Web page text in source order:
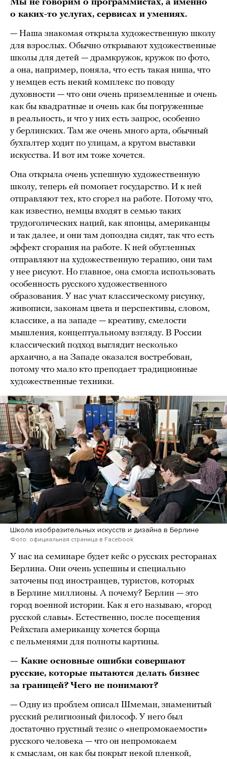
Мы не говорим о программистах, а именно
о каких-то услугах, сервисах и умениях.
— Наша знакомая открыла художественную школу
для взрослых. Обычно открывают художественные
школы для детей — драмкружок, кружок по фото,
а она, например, поняла, что есть такая ниша, что
у немцев есть некий комплекс по поводу
духовности — что они очень приземленные и очень
как бы квадратные и очень как бы погруженные
в реальность, и что у них есть запрос, особенно
у берлинских. Там же очень много арта, обычный
бухгалтер ходит по улицам, а кругом выставки
искусства. И вот им тоже хочется.
Она открыла очень успешную художественную
школу, теперь ей помогает государство. И к ней
отправляют тех, кто сгорел на работе. Потому что,
как известно, немцы входят в семью таких
трудоголических наций, как японцы, американцы
и так далее, и они там допоздна сидят, так что есть
эффект сгорания на работе. К ней обугленных
отправляют на художественную терапию, они там
у нее рисуют. Но главное, она смогла использовать
особенность русского художественного
образования. У нас учат классическому рисунку,
живописи, законам цвета и перспективы, словом,
классике, а на западе — креативу, смелости
мышления, концептуальному взгляду. В России
классический подход выглядит несколько
архаично, а на Западе оказался востребован,
потому что мало кто преподает традиционные
художественные техники.
Школа изобразительных искусств и дизайна в Берлине
Фото: официальная страница в Facebook
У нас на семинаре будет кейс о русских ресторанах
Берлина. Они очень успешны и специально
заточены под иностранцев, туристов, которых
в Берлине миллионы. А почему? Берлин — это
город военной истории. Как я его называю, «город
русской славы». Естественно, после посещения
Рейхстага американцу хочется борща
с пельменями для полноты картины.
— Какие основные ошибки совершают
русские, которые пытаются делать бизнес
за границей? Чего не понимают?
— Одну из проблем описал Шмеман, знаменитый
русский религиозный философ. У него был
достаточно грустный тезис о «непромокаемости»
русского человека — что он непромокаем
к смыслам, он как бы покрыт некой пленкой,